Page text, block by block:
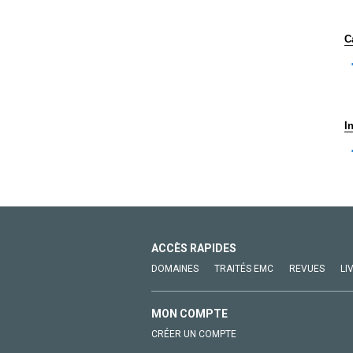
ACCÈS RAPIDES
DOMAINES TRAITÉS EMC REVUES
MON COMPTE
CRÉER UN COMPTE